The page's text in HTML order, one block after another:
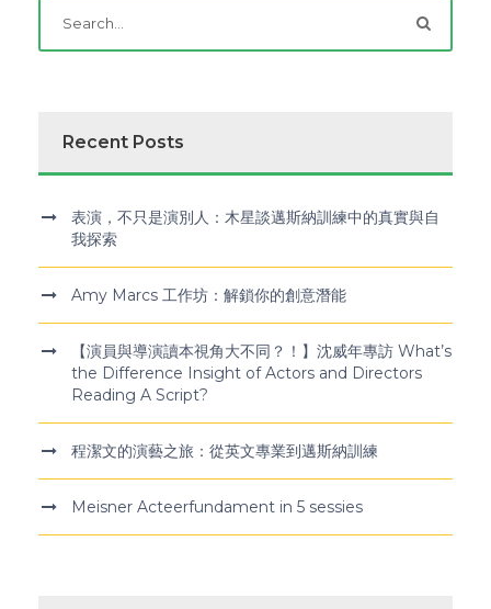
Recent Posts
表演，不只是演別人：木星談邁斯納訓練中的真實與自
我探索
Amy Marcs 工作坊：解鎖你的創意潛能
【演員與導演讀本視角大不同？！】沈威年專訪 What’s
the Difference Insight of Actors and Directors
Reading A Script?
程潔文的演藝之旅：從英文專業到邁斯納訓練
Meisner Acteerfundament in 5 sessies